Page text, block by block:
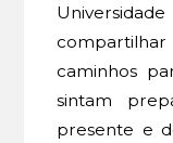
caminhos
sintam
presente e